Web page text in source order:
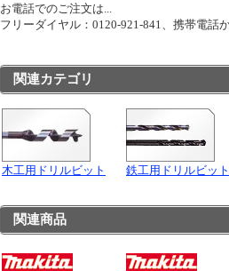
お電話でのご注文は...
フリーダイヤル：0120-921-841、携帯電
関連カテゴリ
木工用ドリルビット 鉄工用ドリルビット
関連商品